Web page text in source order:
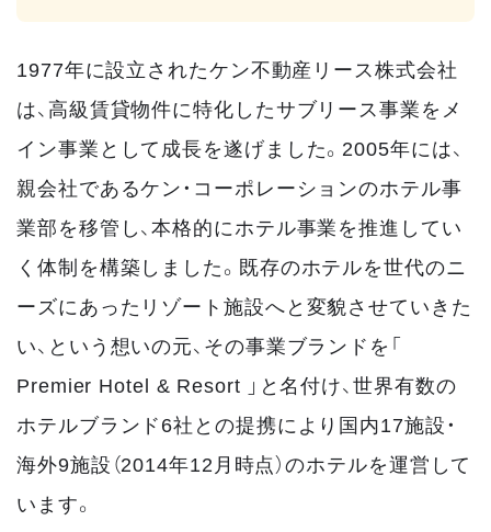
1977年に設立されたケン不動産リース株式会社
は、高級賃貸物件に特化したサブリース事業をメ
イン事業として成長を遂げました。2005年には、
親会社であるケン・コーポレーションのホテル事
業部を移管し、本格的にホテル事業を推進してい
く体制を構築しました。既存のホテルを世代のニ
ーズにあったリゾート施設へと変貌させていきた
い、という想いの元、その事業ブランドを「
Premier Hotel & Resort 」と名付け、世界有数の
ホテルブランド6社との提携により国内17施設・
海外9施設（2014年12月時点）のホテルを運営して
います。